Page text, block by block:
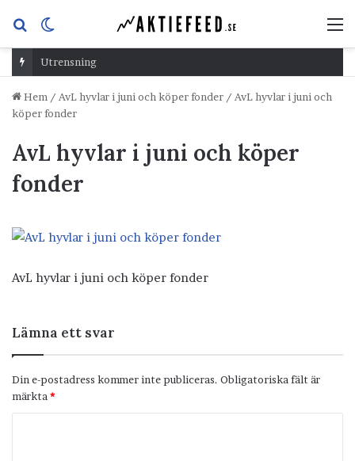
Sök
efterskin
Utrensning
Hem / AvL hyvlar i juni och köper fonder / AvL hyvlar i juni och
köper fonder
AvL hyvlar i juni och köper
fonder
AvL hyvlar i juni och köper fonder
Lämna ett svar
Din e-postadress kommer inte publiceras. Obligatoriska fält är
märkta *